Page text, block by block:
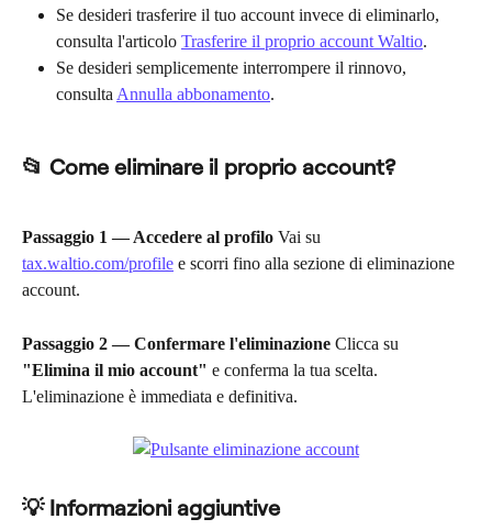
Se desideri trasferire il tuo account invece di eliminarlo,
consulta l'articolo Trasferire il proprio account Waltio.
Se desideri semplicemente interrompere il rinnovo,
consulta Annulla abbonamento.
📂 Come eliminare il proprio account?
Passaggio 1 — Accedere al profilo Vai su
tax.waltio.com/profile e scorri fino alla sezione di eliminazione
account.
Passaggio 2 — Confermare l'eliminazione Clicca su
"Elimina il mio account" e conferma la tua scelta.
L'eliminazione è immediata e definitiva.
💡 Informazioni aggiuntive